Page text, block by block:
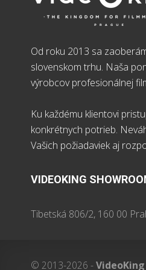
Od roku 2013 sa
slovenskom trhu. Naša
výrobcov profesionálnej
Ku každému klientovi
konkrétnych potrieb.
Vašich požiadaviek aj
VIDEOKING
Tibetská 806/2, 160 00
© 2013-2026 -